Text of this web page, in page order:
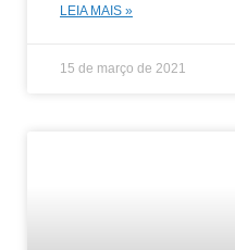
LEIA MAIS »
15 de março de 2021